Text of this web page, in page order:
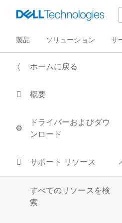
製品 ソリューション サ
ホームに戻る
概要
ドライバーおよびダウ
ンロード
サポート リソース
すべてのリソースを検
索